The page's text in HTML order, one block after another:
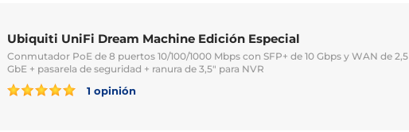
Ubiquiti UniFi Dream Machine Edición Especial
Conmutador PoE de 8 puertos 10/100/1000 Mbps con SFP+ de 10 Gbps y WAN de 2,5
GbE + pasarela de seguridad + ranura de 3,5" para NVR
1 opinión